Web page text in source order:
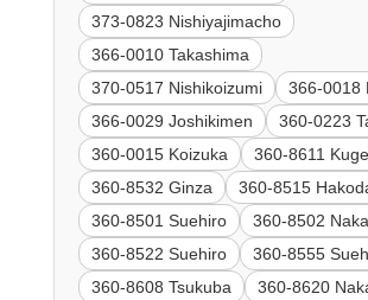
373-0823 Nishiyajimacho
366-0010 Takashima
370-0517 Nishikoizumi
366-0018
366-0029 Joshikimen
360-0223
360-0015 Koizuka
360-8611 Kuge
360-8532 Ginza
360-8515
360-8501 Suehiro
360-8502
360-8522 Suehiro
360-8555
360-8608 Tsukuba
360-8620